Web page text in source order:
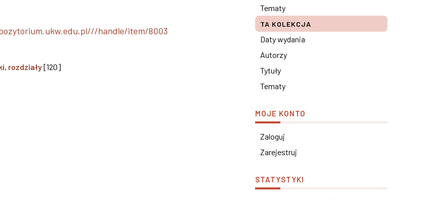
handle/item/8003
rozdziały[120]
Tematy
TA KOLEKCJA
Daty wydania
Autorzy
Tytuły
Tematy
MOJE KONTO
Zaloguj
Zarejestruj
STATYSTYKI